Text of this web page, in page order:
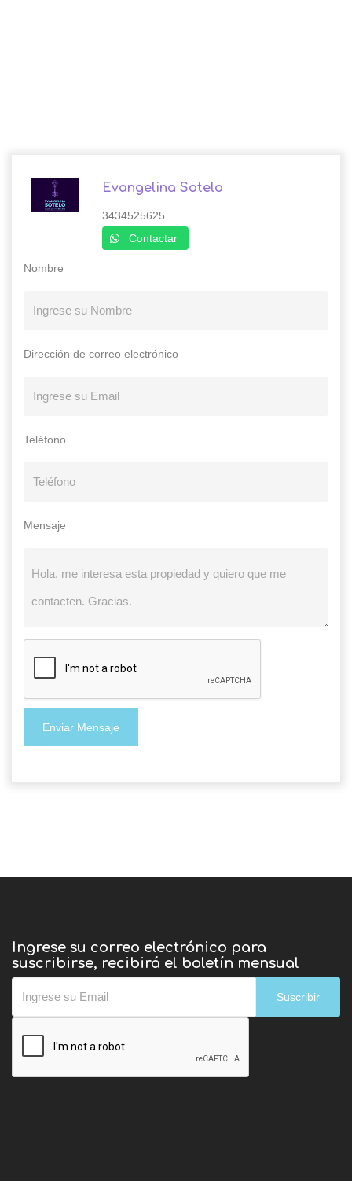
Evangelina Sotelo
3434525625
Contactar
Nombre
Dirección de correo electrónico
Teléfono
Mensaje
Enviar Mensaje
Ingrese su correo electrónico para
suscribirse, recibirá el boletín mensual
Suscribir